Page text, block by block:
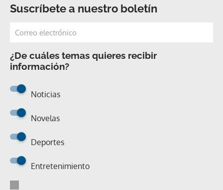
Suscríbete a nuestro boletín
¿De cuáles temas quieres recibir
información?
Noticias
Novelas
Deportes
Entretenimiento